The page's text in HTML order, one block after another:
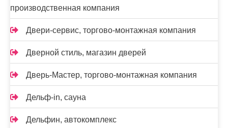
производственная компания
Двери-сервис, торгово-монтажная компания
Дверной стиль, магазин дверей
Дверь-Мастер, торгово-монтажная компания
Дельф-in, сауна
Дельфин, автокомплекс